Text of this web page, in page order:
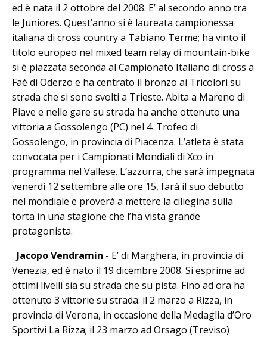
ed è nata il 2 ottobre del 2008. E’ al secondo anno tra
le Juniores. Quest’anno si è laureata campionessa
italiana di cross country a Tabiano Terme; ha vinto il
titolo europeo nel mixed team relay di mountain-bike
si è piazzata seconda al Campionato Italiano di cross a
Faè di Oderzo e ha centrato il bronzo ai Tricolori su
strada che si sono svolti a Trieste. Abita a Mareno di
Piave e nelle gare su strada ha anche ottenuto una
vittoria a Gossolengo (PC) nel 4. Trofeo di
Gossolengo, in provincia di Piacenza. L’atleta è stata
convocata per i Campionati Mondiali di Xco in
programma nel Vallese. L’azzurra, che sarà impegnata
venerdì 12 settembre alle ore 15, farà il suo debutto
nel mondiale e proverà a mettere la ciliegina sulla
torta in una stagione che l’ha vista grande
protagonista.
Jacopo Vendramin - E’ di Marghera, in provincia di
Venezia, ed è nato il 19 dicembre 2008. Si esprime ad
ottimi livelli sia su strada che su pista. Fino ad ora ha
ottenuto 3 vittorie su strada: il 2 marzo a Rizza, in
provincia di Verona, in occasione della Medaglia d’Oro
Sportivi La Rizza; il 23 marzo ad Orsago (Treviso)